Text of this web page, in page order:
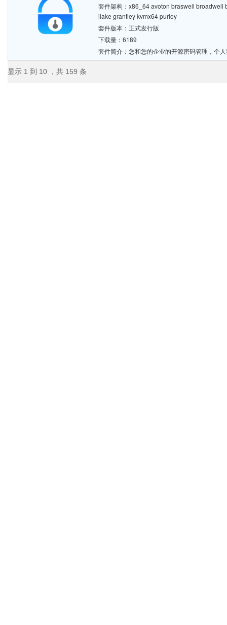
套件架构：x86_64 avoton braswell
ilake grantley kvmx64 purley
套件版本：正式发行版
下载量：6189
套件简介：您和您的企业的开源密码管理，个
显示 1 到 10 ，共 159 条